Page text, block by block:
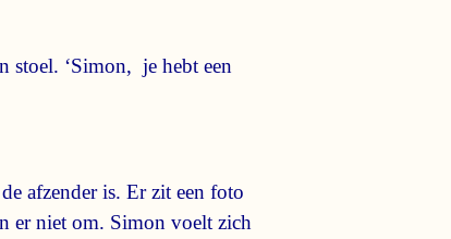
stoel. ‘Simon, je hebt een
afzender is. Er zit een foto
er niet om. Simon voelt zich